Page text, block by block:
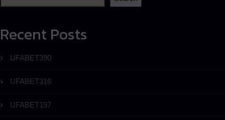
Recent Posts
UFABET390
UFABET316
UFABET197